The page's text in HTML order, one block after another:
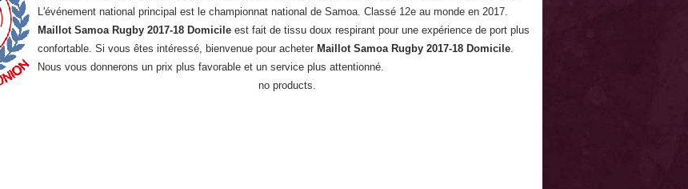
L'événement national principal est le championnat national de Samoa. Classé 12e au monde en 2017.
Maillot Samoa Rugby 2017-18 Domicile est fait de tissu doux respirant pour une expérience de port plus
confortable. Si vous êtes intéressé, bienvenue pour acheter Maillot Samoa Rugby 2017-18 Domicile.
Nous vous donnerons un prix plus favorable et un service plus attentionné.
no products.